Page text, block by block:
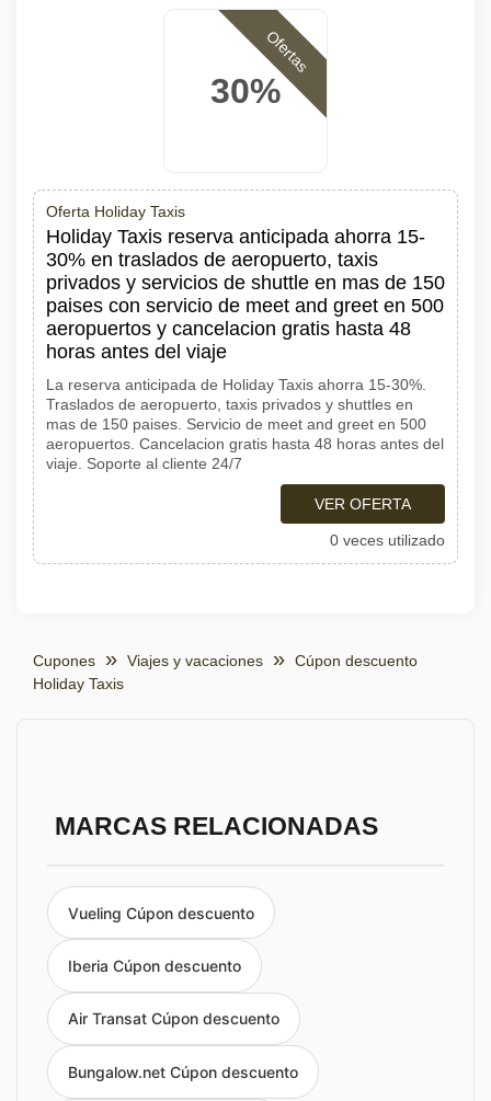
30%
Ofertas
Oferta Holiday Taxis
Holiday Taxis reserva anticipada ahorra 15-
30% en traslados de aeropuerto, taxis
privados y servicios de shuttle en mas de 150
paises con servicio de meet and greet en 500
aeropuertos y cancelacion gratis hasta 48
horas antes del viaje
La reserva anticipada de Holiday Taxis ahorra 15-30%.
Traslados de aeropuerto, taxis privados y shuttles en
mas de 150 paises. Servicio de meet and greet en 500
aeropuertos. Cancelacion gratis hasta 48 horas antes del
viaje. Soporte al cliente 24/7
VER OFERTA
0 veces utilizado
Cupones Viajes y vacaciones
Cúpon descuento
Holiday Taxis
MARCAS RELACIONADAS
Vueling Cúpon descuento
Iberia Cúpon descuento
Air Transat Cúpon descuento
Bungalow.net Cúpon descuento